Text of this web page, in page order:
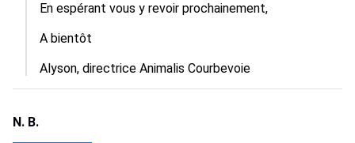
En espérant vous y revoir prochainement,
A bientôt
Alyson, directrice Animalis Courbevoie
N. B.